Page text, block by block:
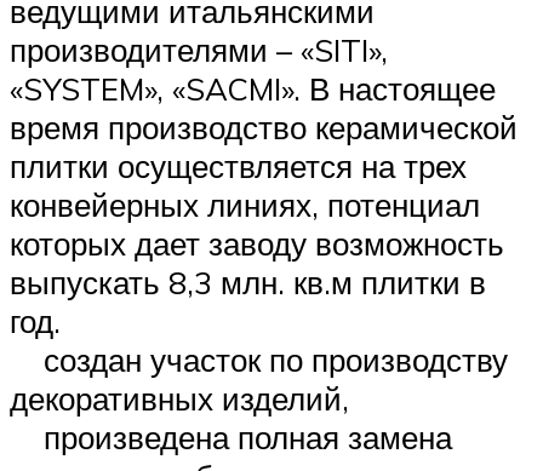
ведущими итальянскими
производителями – «SITI»,
«SYSTEM», «SACMI». В настоящее
время производство керамической
плитки осуществляется на трех
конвейерных линиях, потенциал
которых дает заводу возможность
выпускать 8,3 млн. кв.м плитки в
год.
создан участок по производству
декоративных изделий,
произведена полная замена